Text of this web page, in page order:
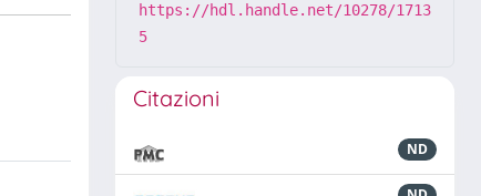
https://hdl.handle.net/10278/1713
5
Citazioni
ND